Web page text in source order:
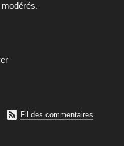
 Fil des commentaires